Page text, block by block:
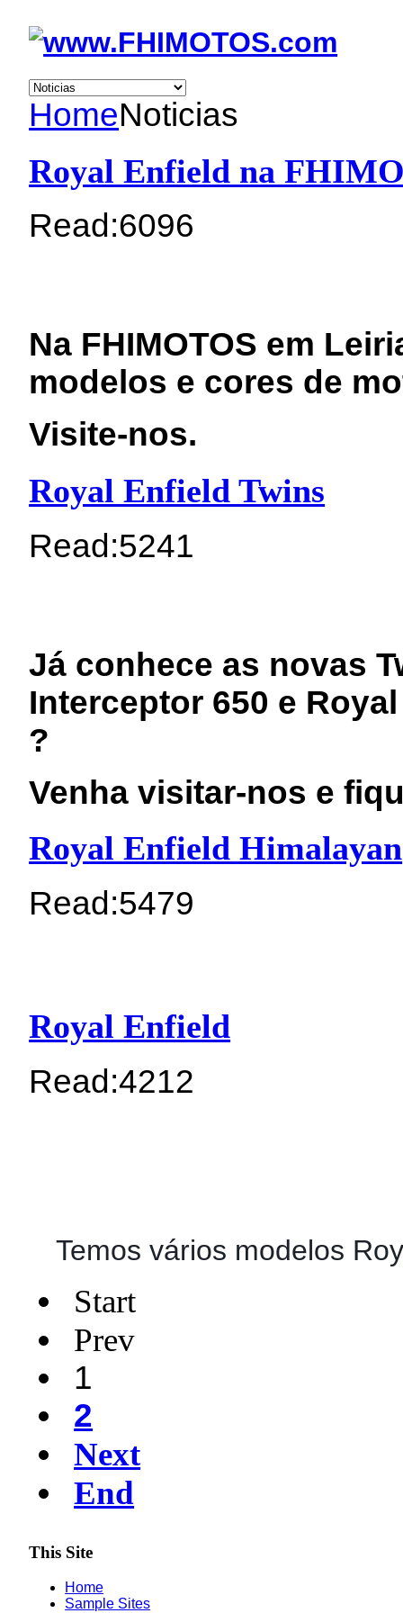
HomeNoticias
Royal Enfield na
Read:6096
Na FHIMOTOS em
modelos e cores de
Visite-nos.
Royal Enfield Twins
Read:5241
Já conhece as novas
Interceptor 650 e
?
Venha visitar-nos e
Royal Enfield Himalayan
Read:5479
Royal Enfield
Read:4212
Temos vários modelos
Start
Prev
1
2
Next
End
This Site
Home
Sample Sites